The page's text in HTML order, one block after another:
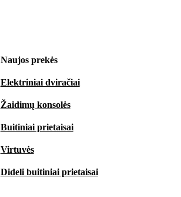
Naujos prekės
Elektriniai dviračiai
Žaidimų konsolės
Buitiniai prietaisai
Virtuvės
Dideli buitiniai prietaisai